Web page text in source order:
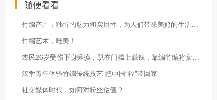
随便看看
竹编产品：独特的魅力和实用性，为人们带来美好的生活体验
竹编艺术，唯美！
农民26岁受伤下身瘫痪，趴在门槛上赚钱，靠编竹编将女儿抚养成人
汉学青年体验竹编传统技艺 把中国“福”带回家
社交媒体时代，如何对粉丝估值？